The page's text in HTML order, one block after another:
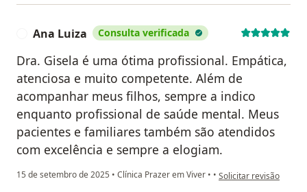
Ana Luiza Consulta verificada
Dra. Gisela é uma ótima profissional. Empática,
atenciosa e muito competente. Além de
acompanhar meus filhos, sempre a indico
enquanto profissional de saúde mental. Meus
pacientes e familiares também são atendidos
com excelência e sempre a elogiam.
15 de setembro de 2025 • Clínica Prazer em Viver • • na opinião do
Solicitar revisão